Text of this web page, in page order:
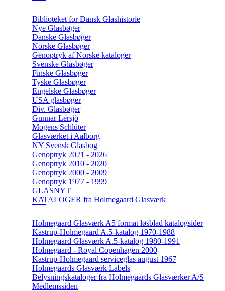
Biblioteket for Dansk Glashistorie
Nye Glasbøger
Danske Glasbøger
Norske Glasbøger
Genoptryk af Norske kataloger
Svenske Glasbøger
Finske Glasbøger
Tyske Glasbøger
Engelske Glasbøger
USA glasbøger
Div. Glasbøger
Gunnar Lersjö
Mogens Schlüter
Glasværket i Aalborg
NY Svensk Glasbog
Genoptryk 2021 - 2026
Genoptryk 2010 - 2020
Genoptryk 2000 - 2009
Genoptryk 1977 - 1999
GLASNYT
KATALOGER fra Holmegaard Glasværk
Holmegaard Glasværk A5 format løsblad katalogsider
Kastrup-Holmegaard A.5-katalog 1970-1988
Holmegaard Glasværk A.5-katalog 1980-1991
Holmegaard - Royal Copenhagen 2000
Kastrup-Holmegaard serviceglas august 1967
Holmegaards Glasværk Labels
Belysningskataloger fra Holmegaards Glasværker A/S
Medlemssiden